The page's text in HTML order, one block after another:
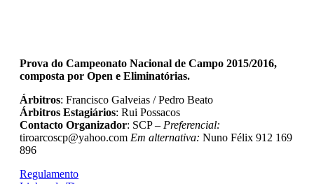
Prova do Campeonato Nacional de Campo 2015/2016,
composta por Open e Eliminatórias.
Árbitros: Francisco Galveias / Pedro Beato
Árbitros Estagiários: Rui Possacos
Contacto Organizador: SCP – Preferencial:
tiroarcoscp@yahoo.com Em alternativa: Nuno Félix 912 169
896
Regulamento